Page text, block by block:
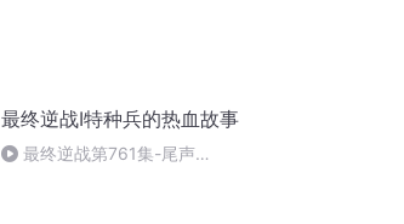
最终逆战I特种兵的热血故事
最终逆战第761集-尾声